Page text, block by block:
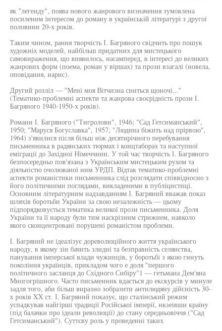
як "легенду", поява нового жанрового визначення зумовлена
посиленим інтересом до роману в українській літературі з другої
половини 20-х років.
Таким чином, рання творчість І. Багряного свідчить про пошук
художніх моделей, найбільш придатних для мистецького
самовираження, що виявилось, насамперед, в інтересі до великих
жанрових форм (поема, роман у віршах) та прози взагалі (новела,
оповідання, нарис).
Другий розліл — "Мені моя Вітчизна сниться щоночі..."
(Тематико-проблемні аспекти та жанрова своєрідність прози І.
Багряного 1940-1950-х років).
Романи І. Багряного ("Тигролови", 1946; "Сад Гетсиманський",
1950; "Маруся Богуславка", 1957; "Людина біжить над прірвою",
1964) з'явилися після більш ніж десятирічного перебування
письменника в радянських тюрмах і концтаборах та наступної
еміграції до Західної Німеччини. У той час творчість І. Багряного
безпосередньо пов'язана з Українським мистецьким рухом та
діяльністю очолюваної ним УРДП. Відтак тематико-проблемні
аспекти романістики письменника слід розглядати співвідносно з
його політичними поглядами, викладеними в публіцистиці.
Основним літературним надзавданням І. Багряний вважав показ
шляхів боротьби України за свою незалежність — цьому
підпорядковується тематика великої прози письменника. Доля
України та її народу були тим наскрізним стрижнем, навколо
якого сконцентровані порушені романістом проблеми.
І. Багряний не ідеалізує дореволюційного життя українського
народу, в якому зін бачить злидні та безправність селянства,
панування імперської влади чужинців, у боротьбі з якою гинуть
покоління українців, прикладом чого е доля "першого
політичного засланця до Східного Сибіру"1 — гетьмана Дем'яна
Многогрішного. Часто письменник вдається до екскурсів у минуле
задля того, аби більш виразно зобразити антилюдяну дійсність 30-
х років XX ст. І. Багряний показує, що сталінський режим
успадкував найгірші традиції Російської імперії, нкзеівши країну
(під балачки про ідеали революції) до стану середньовіччя ("Сад
Гетсиманський"). Суттєву роль у проведенні таких